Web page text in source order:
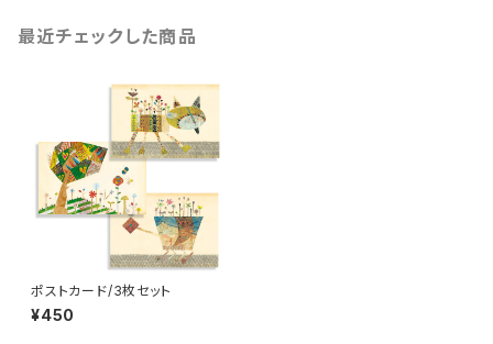
最近チェックした商品
ポストカード/3枚セット
¥450